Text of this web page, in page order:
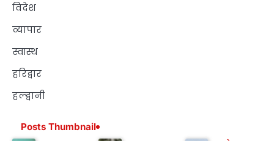
विदेश
व्यापार
स्वास्थ
हरिद्वार
हल्द्वानी
Posts Thumbnail